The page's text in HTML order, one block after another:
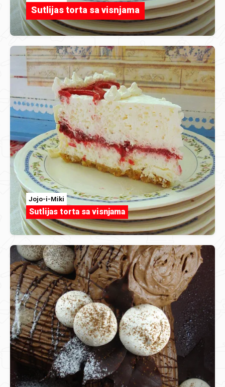
Sutlijas torta sa visnjama
Jojo-i-Miki
Sutlijas torta sa visnjama